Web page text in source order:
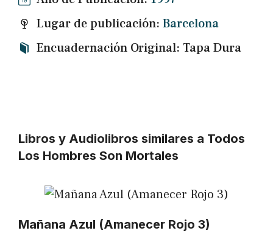
Lugar de publicación: Barcelona
Encuadernación Original: Tapa Dura
Libros y Audiolibros similares a Todos
Los Hombres Son Mortales
Mañana Azul (Amanecer Rojo 3)